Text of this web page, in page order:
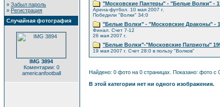
» Забыл пароль
» Регистрация
Случайная фотография
IMG 3894
Коментарии: 0
americanfootball
"Московские Пантеры" - "Белые Волки" -
Арена-футбол. 10 мая 2007 г.
Победили "Волки" 34:0
"Белые Волки" - "Московские Драконы" -
Финал. Счет 7-12
26 мая 2007 г.
"Белые Волки"-"Московские Патриоты"
19 мая 2007 г. Счет 28:0 в пользу "Волков"
Найдено: 0 фото на 0 страницах. Показано: фото с
В этой категории нет ни одного изображения.